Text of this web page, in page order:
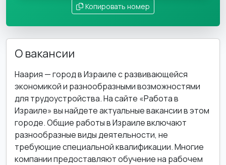
Копировать номер
О вакансии
Наария — город в Израиле с развивающейся
экономикой и разнообразными возможностями
для трудоустройства. На сайте «Работа в
Израиле» вы найдете актуальные вакансии в этом
городе. Общие работы в Израиле включают
разнообразные виды деятельности, не
требующие специальной квалификации. Многие
компании предоставляют обучение на рабочем